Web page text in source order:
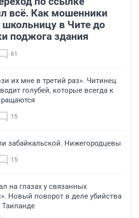
всё. Как мошенники
школьницу в Чите до
поджога здания
61
их мне в третий раз». Читинец
голубей, которые всегда к
15
забайкальской. Нижегородцевы
15
на глазах у связанных
Новый поворот в деле убийства
Таиланде